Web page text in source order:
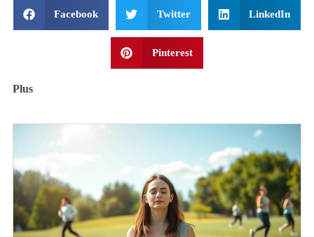
Facebook Twitter LinkedIn
Pinterest
Plus